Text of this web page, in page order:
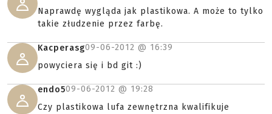
Naprawdę wygląda jak plastikowa. A może to tylko
takie złudzenie przez farbę.
Kacperasg09-06-2012 @ 16:39
powyciera się i bd git :)
endo509-06-2012 @ 19:28
Czy plastikowa lufa zewnętrzna kwalifikuje